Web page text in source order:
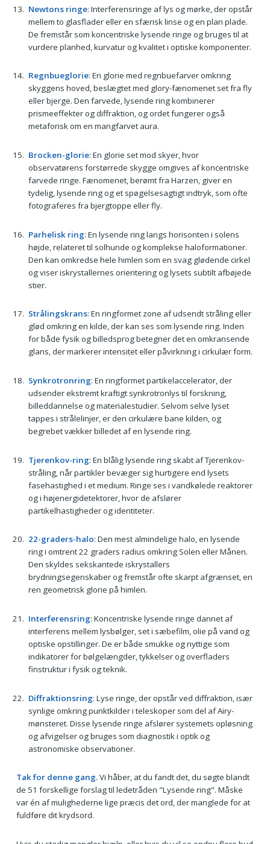
Newtons ringe: Interferensringe af lys og mørke, der opstår
mellem to glasflader eller en sfærisk linse og en plan plade.
De fremstår som koncentriske lysende ringe og bruges til at
vurdere planhed, kurvatur og kvalitet i optiske komponenter.
Regnbueglorie: En glorie med regnbuefarver omkring
skyggens hoved, beslægtet med glory-fænomenet set fra fly
eller bjerge. Den farvede, lysende ring kombinerer
prismeeffekter og diffraktion, og ordet fungerer også
metaforisk om en mangfarvet aura.
Brocken-glorie: En glorie set mod skyer, hvor
observatørens forstørrede skygge omgives af koncentriske
farvede ringe. Fænomenet, berømt fra Harzen, giver en
tydelig, lysende ring og et spøgelsesagtigt indtryk, som ofte
fotograferes fra bjergtoppe eller fly.
Parhelisk ring: En lysende ring langs horisonten i solens
højde, relateret til solhunde og komplekse haloformationer.
Den kan omkredse hele himlen som en svag glødende cirkel
og viser iskrystallernes orientering og lysets subtilt afbøjede
stier.
Strålingskrans: En ringformet zone af udsendt stråling eller
glød omkring en kilde, der kan ses som lysende ring. Inden
for både fysik og billedsprog betegner det en omkransende
glans, der markerer intensitet eller påvirkning i cirkulær form.
Synkrotronring: En ringformet partikelaccelerator, der
udsender ekstremt kraftigt synkrotronlys til forskning,
billeddannelse og materialestudier. Selvom selve lyset
tappes i strålelinjer, er den cirkulære bane kilden, og
begrebet vækker billedet af en lysende ring.
Tjerenkov-ring: En blålig lysende ring skabt af Tjerenkov-
stråling, når partikler bevæger sig hurtigere end lysets
fasehastighed i et medium. Ringe ses i vandkølede reaktorer
og i højenergidetektorer, hvor de afslører
partikelhastigheder og identiteter.
22-graders-halo: Den mest almindelige halo, en lysende
ring i omtrent 22 graders radius omkring Solen eller Månen.
Den skyldes sekskantede iskrystallers
brydningsegenskaber og fremstår ofte skarpt afgrænset, en
ren geometrisk glorie på himlen.
Interferensring: Koncentriske lysende ringe dannet af
interferens mellem lysbølger, set i sæbefilm, olie på vand og
optiske opstillinger. De er både smukke og nyttige som
indikatorer for bølgelængder, tykkelser og overfladers
finstruktur i fysik og teknik.
Diffraktionsring: Lyse ringe, der opstår ved diffraktion, især
synlige omkring punktkilder i teleskoper som del af Airy-
mønsteret. Disse lysende ringe afslører systemets opløsning
og afvigelser og bruges som diagnostik i optik og
astronomiske observationer.
Tak for denne gang.Vi håber, at du fandt det, du søgte blandt
de 51 forskellige forslag til ledetråden "Lysende ring". Måske
var én af mulighederne lige præcis det ord, der manglede for at
fuldføre dit krydsord.